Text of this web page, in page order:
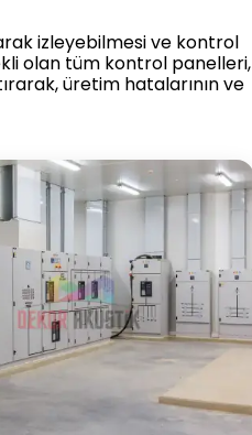
izleyebilmesi ve kontrol
olan tüm kontrol panelleri,
üretim hatalarının ve